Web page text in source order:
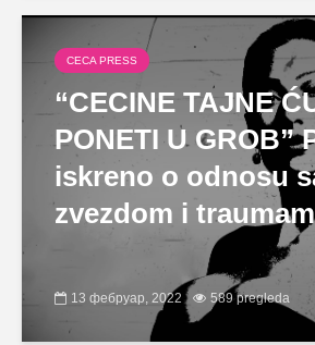
CECA PRESS
“CECINE TAJNE
PONETI U GROB”
iskreno o odnosu
zvezdom i
13 фебруар, 2022 589 pregleda